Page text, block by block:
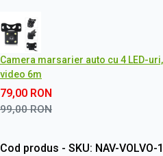
Camera marsarier auto cu 4 LED-
video 6m
79,00 RON
99,00RON
Cod produs - SKU NAV-VOLVO-